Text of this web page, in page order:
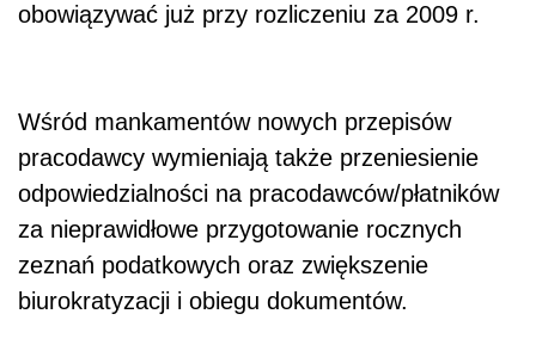
obowiązywać już przy rozliczeniu za 2009 r.
Wśród mankamentów nowych przepisów
pracodawcy wymieniają także przeniesienie
odpowiedzialności na pracodawców/płatników
za nieprawidłowe przygotowanie rocznych
zeznań podatkowych oraz zwiększenie
biurokratyzacji i obiegu dokumentów.